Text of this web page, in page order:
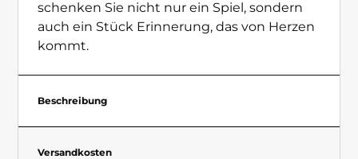
Beschreibung
Versandkosten
schenken Sie nicht nur ein Spiel, sondern
auch ein Stück Erinnerung, das von Herzen
kommt.